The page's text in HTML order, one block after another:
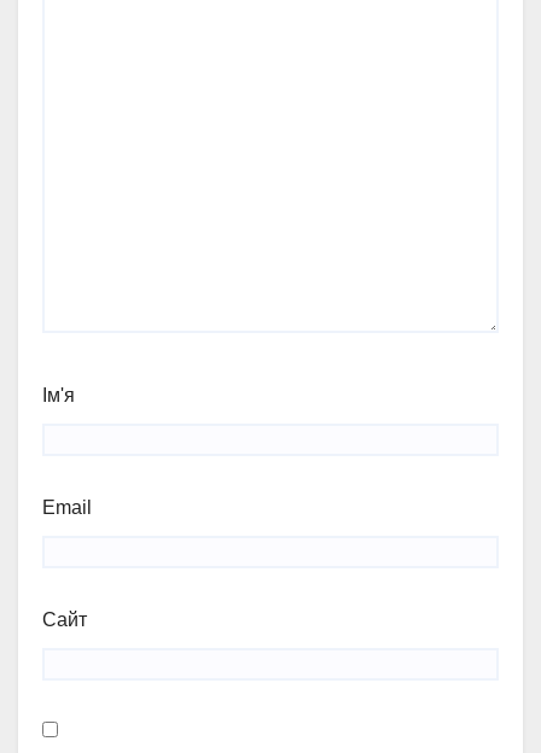
Ім'я
Email
Сайт